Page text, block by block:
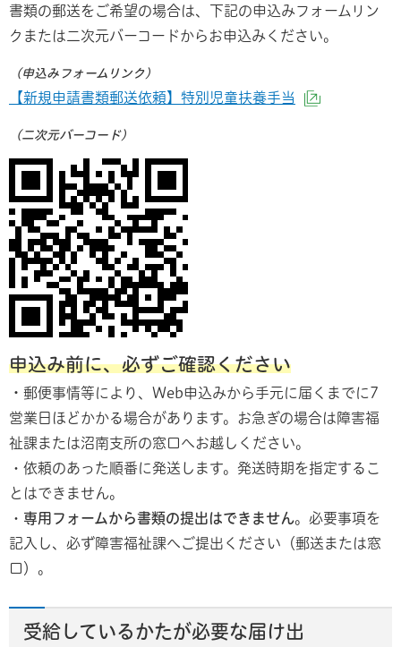
書類の郵送をご希望の場合は、下記の申込みフォームリン
クまたは二次元バーコードからお申込みください。
（申込みフォームリンク）
【新規申請書類郵送依頼】特別児童扶養手当
（二次元バーコード）
申込み前に、必ずご確認ください
・ 郵便事情等により、Web申込みから手元に届くまでに7
営業日ほどかかる場合があります。お急ぎの場合は障害福
祉課または沼南支所の窓口へお越しください。
・依頼のあった順番に発送します。発送時期を指定するこ
とはできません。
・ 専用フォームから書類の提出はできません。必要事項を
記入し、必ず障害福祉課へご提出ください（郵送または窓
口）。
受給しているかたが必要な届け出